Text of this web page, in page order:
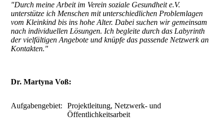
"Durch meine Arbeit im Verein soziale Gesundheit e.V.
unterstütze ich Menschen mit unterschiedlichen Problemlagen
vom Kleinkind bis ins hohe Alter. Dabei suchen wir gemeinsam
nach individuellen Lösungen. Ich begleite durch das Labyrinth
der vielfältigen Angebote und knüpfe das passende Netzwerk an
Kontakten."
Dr. Martyna Voß:
Aufgabengebiet:
Projektleitung, Netzwerk- und
Öffentlichkeitsarbeit